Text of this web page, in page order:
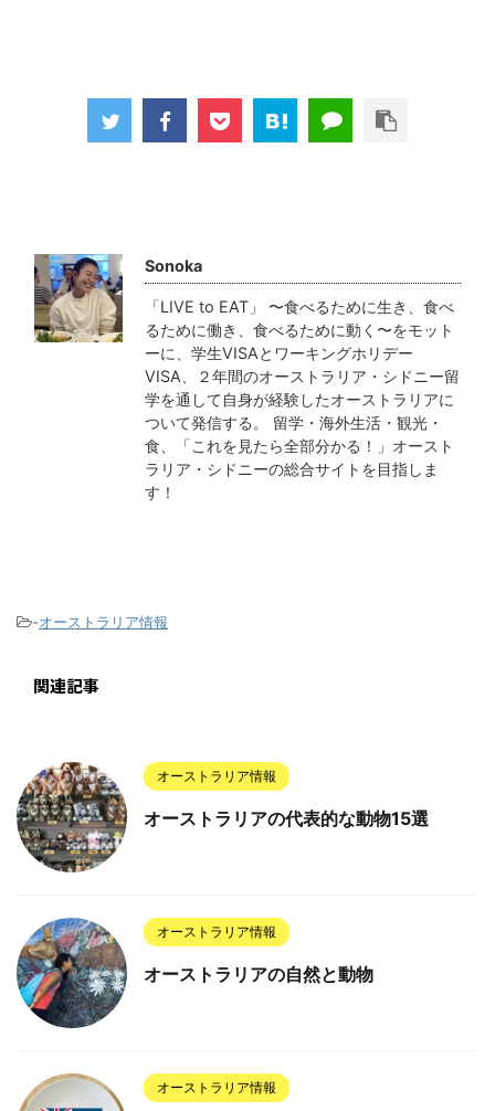
Sonoka
「LIVE to EAT」 〜食べるために生き、食べ
るために働き、食べるために動く〜をモット
ーに、学生VISAとワーキングホリデー
VISA、２年間のオーストラリア・シドニー留
学を通して自身が経験したオーストラリアに
ついて発信する。 留学・海外生活・観光・
食、「これを見たら全部分かる！」オースト
ラリア・シドニーの総合サイトを目指しま
す！
-オーストラリア情報
関連記事
オーストラリア情報
オーストラリアの代表的な動物15選
オーストラリア情報
オーストラリアの自然と動物
オーストラリア情報